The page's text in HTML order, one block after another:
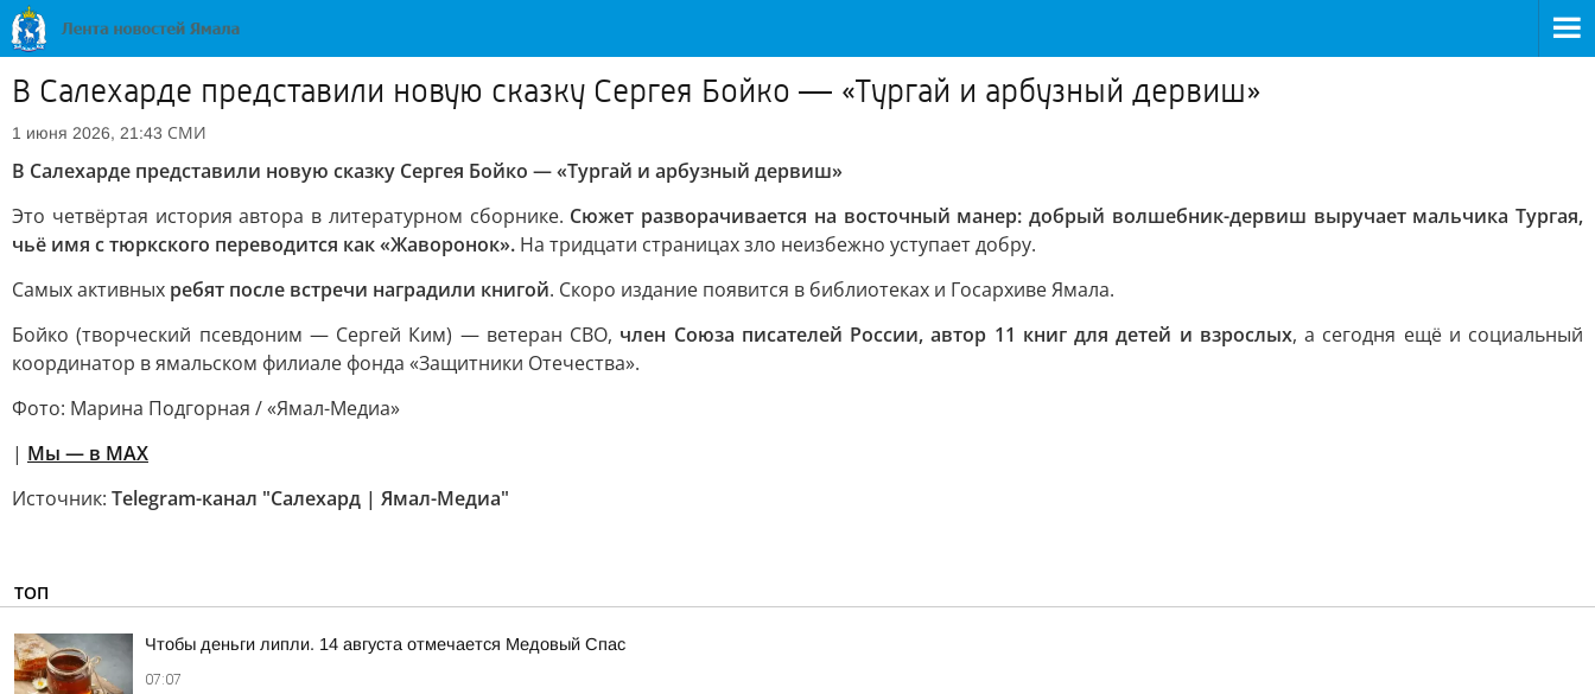
В Салехарде представили новую сказку Сергея Бойко — «Тургай и арбузный дервиш»
1 июня 2026, 21:43 СМИ
В Салехарде представили новую сказку Сергея Бойко — «Тургай и арбузный дервиш»
Это четвёртая история автора в литературном сборнике. Сюжет разворачивается на восточный манер: добрый волшебник-дервиш выручает мальчика Тургая,
чьё имя с тюркского переводится как «Жаворонок». На тридцати страницах зло неизбежно уступает добру.
Самых активных ребят после встречи наградили книгой. Скоро издание появится в библиотеках и Госархиве Ямала.
Бойко (творческий псевдоним — Сергей Ким) — ветеран СВО, член Союза писателей России, автор 11 книг для детей и взрослых, а сегодня ещё и социальный
координатор в ямальском филиале фонда «Защитники Отечества».
Фото: Марина Подгорная / «Ямал-Медиа»
| Мы — в МАХ
Источник: Telegram-канал "Салехард | Ямал-Медиа"
ТОП
Чтобы деньги липли. 14 августа отмечается Медовый Спас
07:07